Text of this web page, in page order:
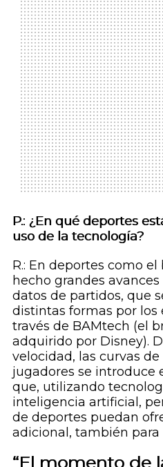
P.: ¿En qué deportes
uso de la tecnología?
R.: En deportes como el
hecho grandes
datos de partidos, que
distintas formas por los
través de BAMtech (el
adquirido por Disney).
velocidad, las curvas
jugadores se introduce
que, utilizando
inteligencia artificial,
de deportes puedan
adicional, también para
“El momento de